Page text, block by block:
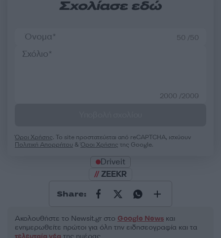
Σχολίασε εδώ
50 /50
2000 /2000
Όροι Χρήσης. Το site προστατεύεται από reCAPTCHA, ισχύουν
Πολιτική Απορρήτου &Όροι Χρήσης της Google.
Driveit
ZEEKR
Share:
Ακολουθήστε το Νewsit.gr στο Google News και
ενημερωθείτε πρώτοι για όλη την ειδησεογραφία και τα